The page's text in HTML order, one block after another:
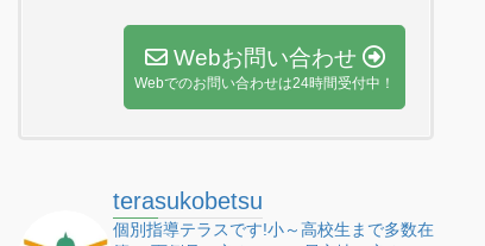
Webお問い合わせ
Webでのお問い合わせは24時間受付中！
terasukobetsu
個別指導テラスです!小～高校生まで多数在